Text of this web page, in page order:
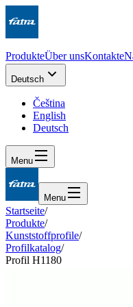
ProdukteÜber unsKontakte
Deutsch
Čeština
English
Deutsch
Menu
Menu
Startseite/
Produkte/
Kunststoffprofile/
Profilkatalog/
Profil H1180